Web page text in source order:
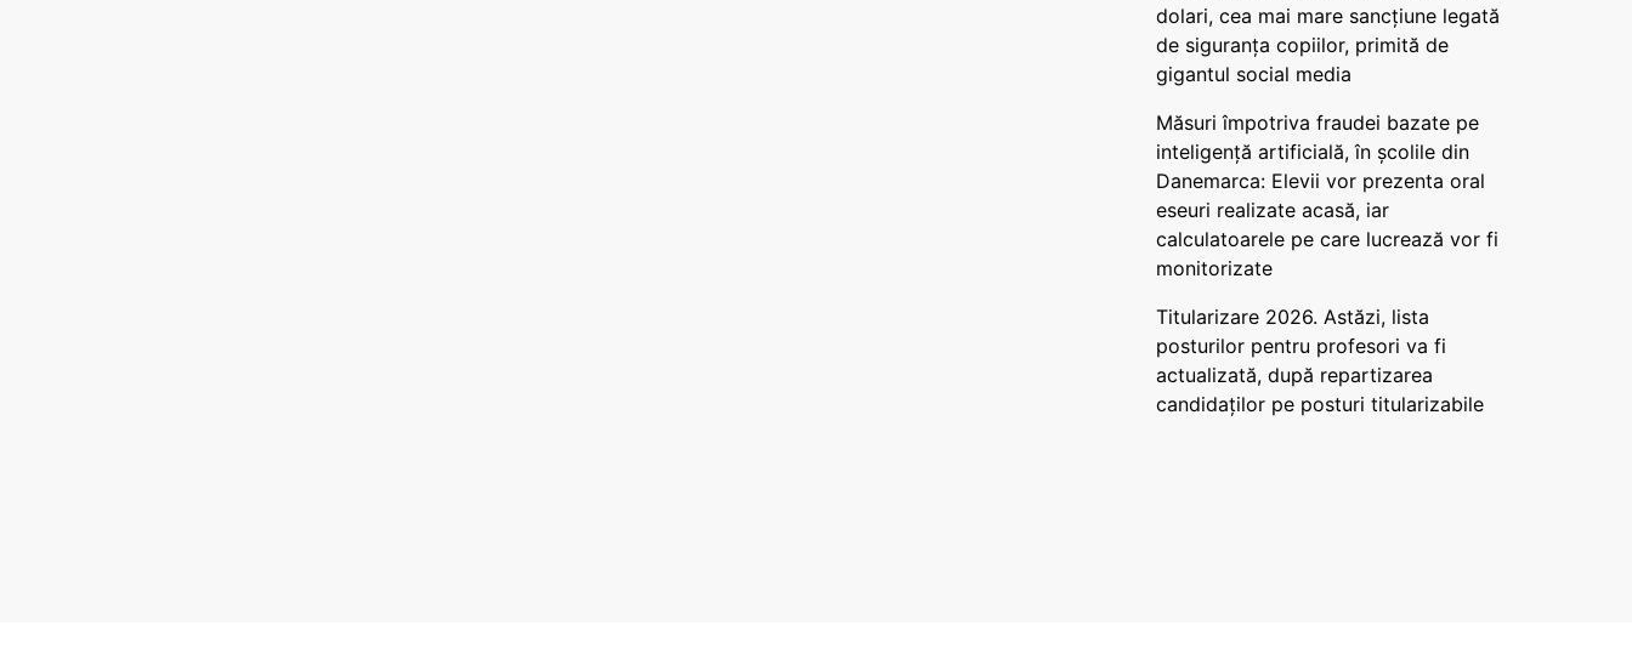
dolari, cea mai mare sancțiune legată
de siguranța copiilor, primită de
gigantul social media
Măsuri împotriva fraudei bazate pe
inteligență artificială, în școlile din
Danemarca: Elevii vor prezenta oral
eseuri realizate acasă, iar
calculatoarele pe care lucrează vor fi
monitorizate
Titularizare 2026. Astăzi, lista
posturilor pentru profesori va fi
actualizată, după repartizarea
candidaților pe posturi titularizabile